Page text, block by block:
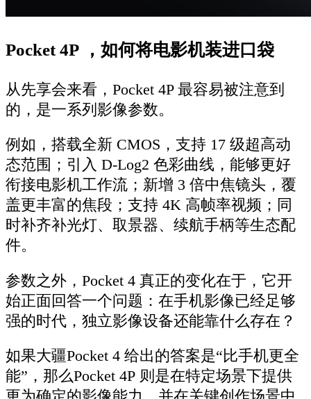
Pocket 4P ，如何将电影机装进口袋
从先享会来看，Pocket 4P 最容易被注意到
的，是一系列影像参数。
例如，搭载全新 CMOS，支持 17 级超高动
态范围；引入 D-Log2 色彩曲线，能够更好
衔接电影机工作流；新增 3 倍中焦镜头，覆
盖更丰富的焦段；支持 4K 高帧率视频；同
时补齐补光灯、取景器、续航手柄等生态配
件。
参数之外，Pocket 4 真正的变化在于，它开
始正面回答一个问题：在手机影像已经足够
强的时代，独立影像设备还能靠什么存在？
如果大疆Pocket 4 给出的答案是“比手机更全
能”，那么Pocket 4P 则是在特定场景下提供